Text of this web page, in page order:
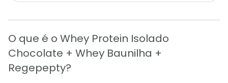
O que é o Whey Protein Isolado
Chocolate + Whey Baunilha +
Regepepty?